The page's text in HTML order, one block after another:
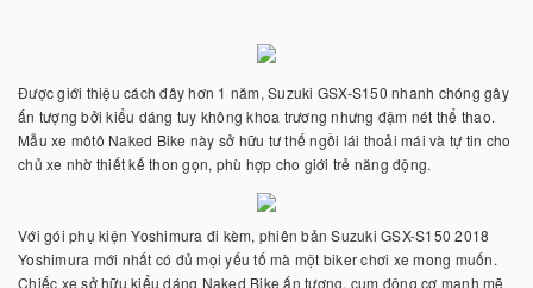
Được giới thiệu cách đây hơn 1 năm, Suzuki GSX-S150 nhanh chóng gây
ấn tượng bởi kiểu dáng tuy không khoa trương nhưng đậm nét thể thao.
Mẫu xe môtô Naked Bike này sở hữu tư thế ngồi lái thoải mái và tự tin cho
chủ xe nhờ thiết kế thon gọn, phù hợp cho giới trẻ năng động.
Với gói phụ kiện Yoshimura đi kèm, phiên bản Suzuki GSX-S150 2018
Yoshimura mới nhất có đủ mọi yếu tố mà một biker chơi xe mong muốn.
Chiếc xe sở hữu kiểu dáng Naked Bike ấn tượng, cụm động cơ mạnh mẽ